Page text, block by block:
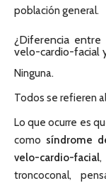
población general.
¿Diferencia
velo-cardio-facial
Ninguna.
Todos se refieren
Lo que ocurre es
como síndrome
velo-cardio-facial,
troncoconal,